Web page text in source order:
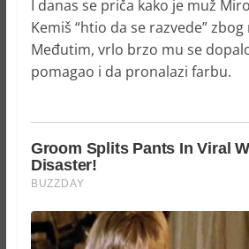
I danas se priča kako je muž
Kemiš “htio da se razvede”
Međutim, vrlo brzo mu se
pomagao i da pronalazi farbu.